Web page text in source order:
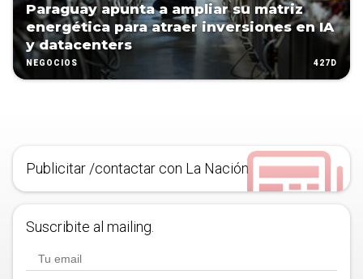
Paraguay apunta a ampliar su matriz
energética para atraer inversiones en IA
y datacenters
NEGOCIOS 427D
Publicitar /contactar con La Nación
Suscribite al mailing.